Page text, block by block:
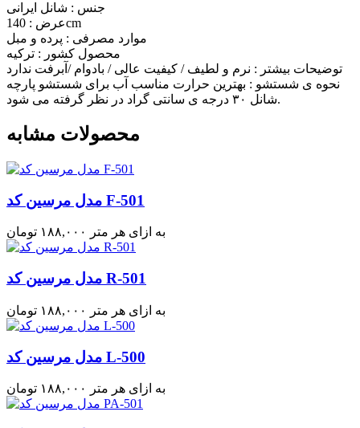
جنس : شانل ایرانی
عرض : 140cm
موارد مصرفی : پرده و مبل
محصول کشور : ترکیه
توضیحات بیشتر : نرم و لطیف / کیفیت عالی / بادوام /آبرفت ندارد
نحوه ی شستشو : بهترین حرارت مناسب آب برای شستشو پارچه
شانل ۳۰ درجه ی سانتی گراد در نظر گرفته می شود.
محصولات مشابه
مدل مرسین کد F-501
۱۸۸,۰۰۰ تومان به ازای هر متر
مدل مرسین کد R-501
۱۸۸,۰۰۰ تومان به ازای هر متر
مدل مرسین کد L-500
۱۸۸,۰۰۰ تومان به ازای هر متر